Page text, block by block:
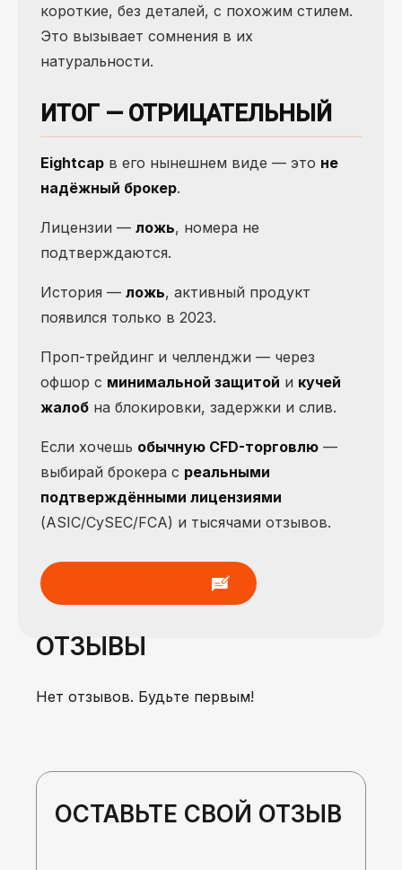
короткие, без деталей, с похожим стилем.
Это вызывает сомнения в их
натуральности.
ИТОГ — ОТРИЦАТЕЛЬНЫЙ
Eightcap в его нынешнем виде — это не
надёжный брокер.
Лицензии — ложь, номера не
подтверждаются.
История — ложь, активный продукт
появился только в 2023.
Проп-трейдинг и челленджи — через
офшор с минимальной защитой и кучей
жалоб на блокировки, задержки и слив.
Если хочешь обычную CFD-торговлю —
выбирай брокера с реальными
подтверждёнными лицензиями
(ASIC/CySEC/FCA) и тысячами отзывов.
ОТЗЫВЫ
Нет отзывов. Будьте первым!
ОСТАВЬТЕ СВОЙ ОТЗЫВ